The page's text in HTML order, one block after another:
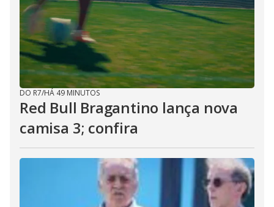
DO R7/HÁ 49 MINUTOS
Red Bull Bragantino lança nova
camisa 3; confira